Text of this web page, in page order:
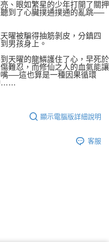
、眼如繁星的少年打開了關押
到了心臟撲通撲通的亂跳──
曜被騙得抽筋剝皮，分鎮四
男孩身上。
天曜的龍鱗護住了心，早死於
難忍，而修仙之人的血氣能讓
──這也算是一種因果循環
……
顯示電腦版詳細說明
客服